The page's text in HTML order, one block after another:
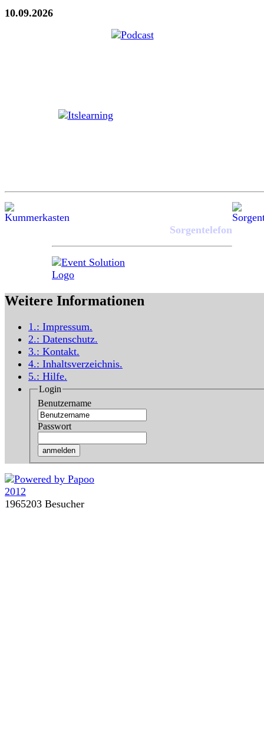
10.09.2026
Sorgentelefon
Weitere Informationen
1.: Impressum.
2.: Datenschutz.
3.: Kontakt.
4.: Inhaltsverzeichnis.
5.: Hilfe.
Login
Benutzername
Passwort
1965203 Besucher